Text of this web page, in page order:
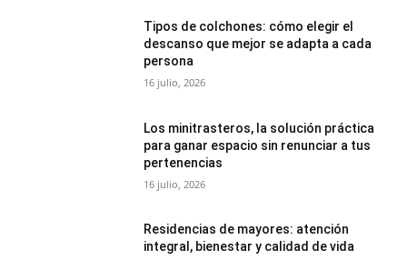
Tipos de colchones: cómo elegir el
descanso que mejor se adapta a cada
persona
16 julio, 2026
Los minitrasteros, la solución práctica
para ganar espacio sin renunciar a tus
pertenencias
16 julio, 2026
Residencias de mayores: atención
integral, bienestar y calidad de vida